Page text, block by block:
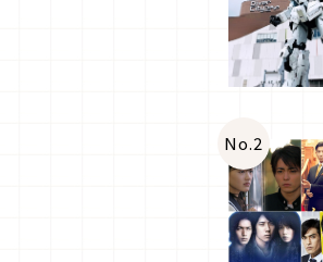
No.2